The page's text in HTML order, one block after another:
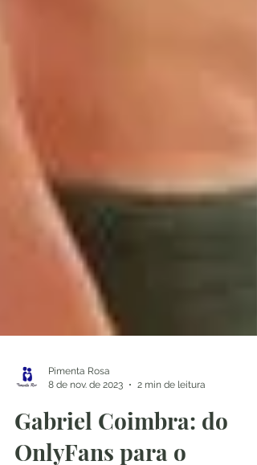
8 de nov. de 2023
2 min de leitura
Gabriel Coimbra: do